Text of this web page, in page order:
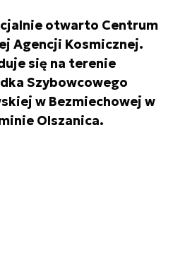
otwarto Centrum
Agencji Kosmicznej.
się na terenie
Szybowcowego
w Bezmiechowej w
Olszanica.